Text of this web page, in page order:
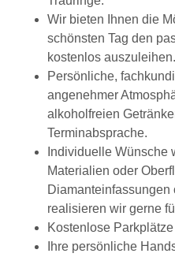
Wir bieten Ihnen die
schönsten Tag den
kostenlos auszuleihen.
Persönliche,
angenehmer
alkoholfreien
Terminabsprache.
Individuelle Wünsche
Materialien oder
realisieren wir gerne
Kostenlose
Ihre persönliche